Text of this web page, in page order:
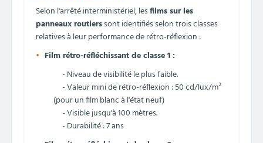
Selon l'arrêté interministériel, lesfilms sur les
panneaux routierssont identifiés selon trois classes
relatives à leur performance de rétro-réflexion :
Film rétro-réfléchissant de classe 1 :
- Niveau de visibilité le plus faible.
- Valeur mini de rétro-réflexion : 50 cd/lux/m²
(pour un film blanc à l'état neuf)
- Visible jusqu'à 100 mètres.
- Durabilité : 7 ans